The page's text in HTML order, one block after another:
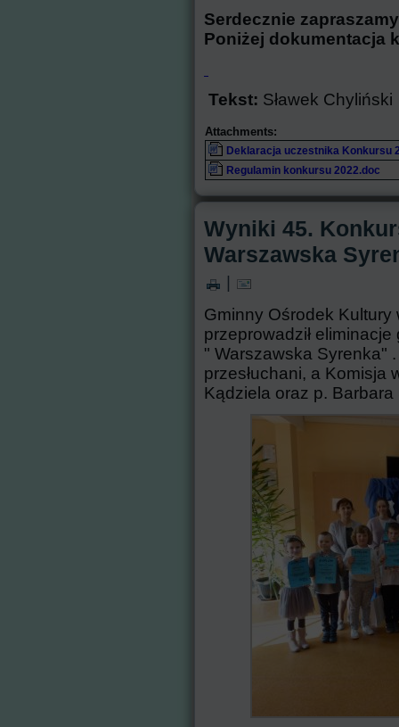
Serdecznie
Poniżej dokumentacja
Tekst: Sławek Chyliński
Attachments:
Deklaracja uczestnika Konkursu
Regulamin konkursu 2022.doc
Wyniki 45.
Warszawska
|
Gminny Ośrodek
przeprowadził
" Warszawska Syrenka"
przesłuchani, a Komisja
Kądziela oraz p. Barbara